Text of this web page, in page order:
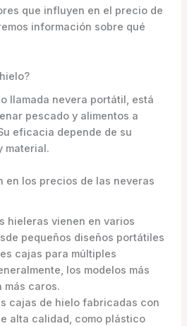
que influyen en el precio de
información sobre qué
llamada nevera portátil, está
pescado y alimentos a
eficacia depende de su
material.
en los precios de las neveras
hieleras vienen en varios
pequeños diseños portátiles
cajas para múltiples
los modelos más
más caros.
cajas de hielo fabricadas con
alta calidad, como plástico